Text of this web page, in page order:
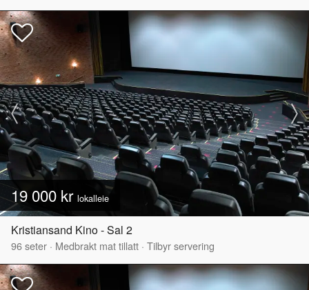
19 000 kr lokalleie
Kristiansand Kino - Sal 2
96seter · Medbrakt mat tillatt · Tilbyr servering